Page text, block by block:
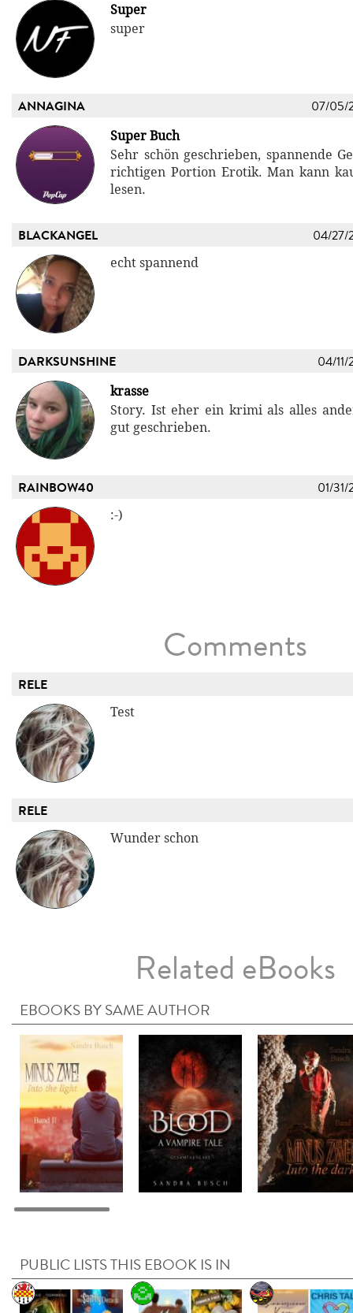
Super
super
ANNAGINA 07/05/
Super Buch
Sehr schön geschrieben, spannende
richtigen Portion Erotik. Man kann
lesen.
BLACKANGEL 04/27/
echt spannend
DARKSUNSHINE 04/11/
krasse
Story. Ist eher ein krimi als alles
gut geschrieben.
RAINBOW40 01/31/
:-)
Comments
RELE
Test
RELE
Wunder schon
Related eBooks
EBOOKS BY SAME AUTHOR
PUBLIC LISTS THIS EBOOK IS IN